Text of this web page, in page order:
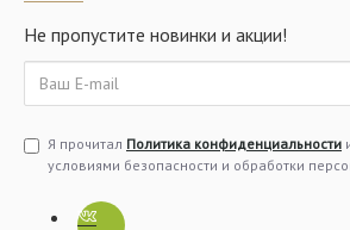
Не пропустите новинки и акции!
Я прочитал Политика конфиденциальности
условиями безопасности и обработки